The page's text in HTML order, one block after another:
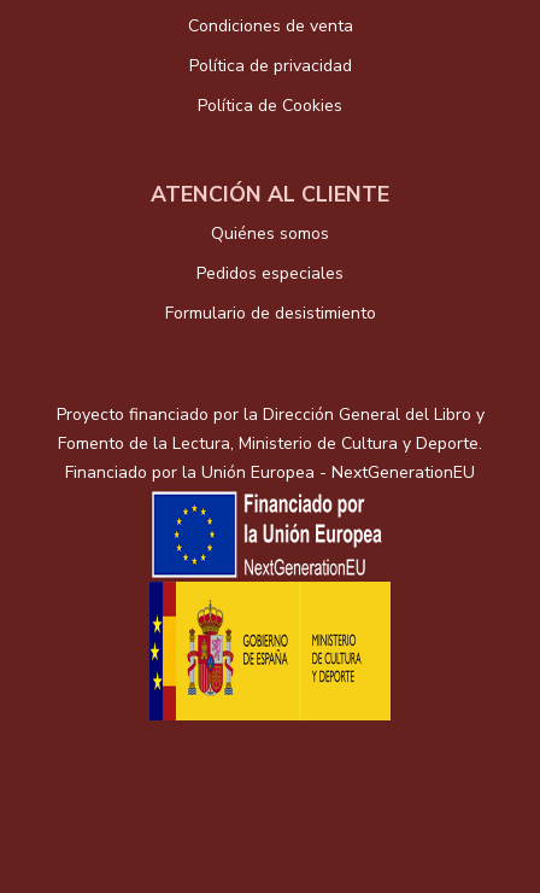
Condiciones de venta
Política de privacidad
Política de Cookies
ATENCIÓN AL CLIENTE
Quiénes somos
Pedidos especiales
Formulario de desistimiento
Proyecto financiado por la Dirección General del Libro y
Fomento de la Lectura, Ministerio de Cultura y Deporte.
Financiado por la Unión Europea - NextGenerationEU